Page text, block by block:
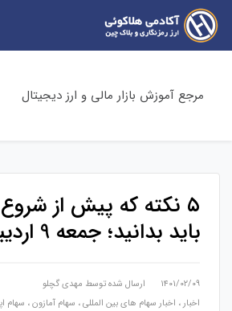
مرجع آموزش بازار مالی و ارز دیجیتال
۵ نکته که پیش از شروع
باید بدانید؛ جمعه 9 اردیبهشت
۱۴۰۱/۰۲/۰۹ ارسال شده توسط مهدی گچلو
اخبار ، اخبار سهام های بین المللی، سهام آمازون، سهام